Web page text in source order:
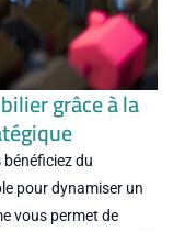
grâce à la
bénéficiez du
pour dynamiser un
vous permet de